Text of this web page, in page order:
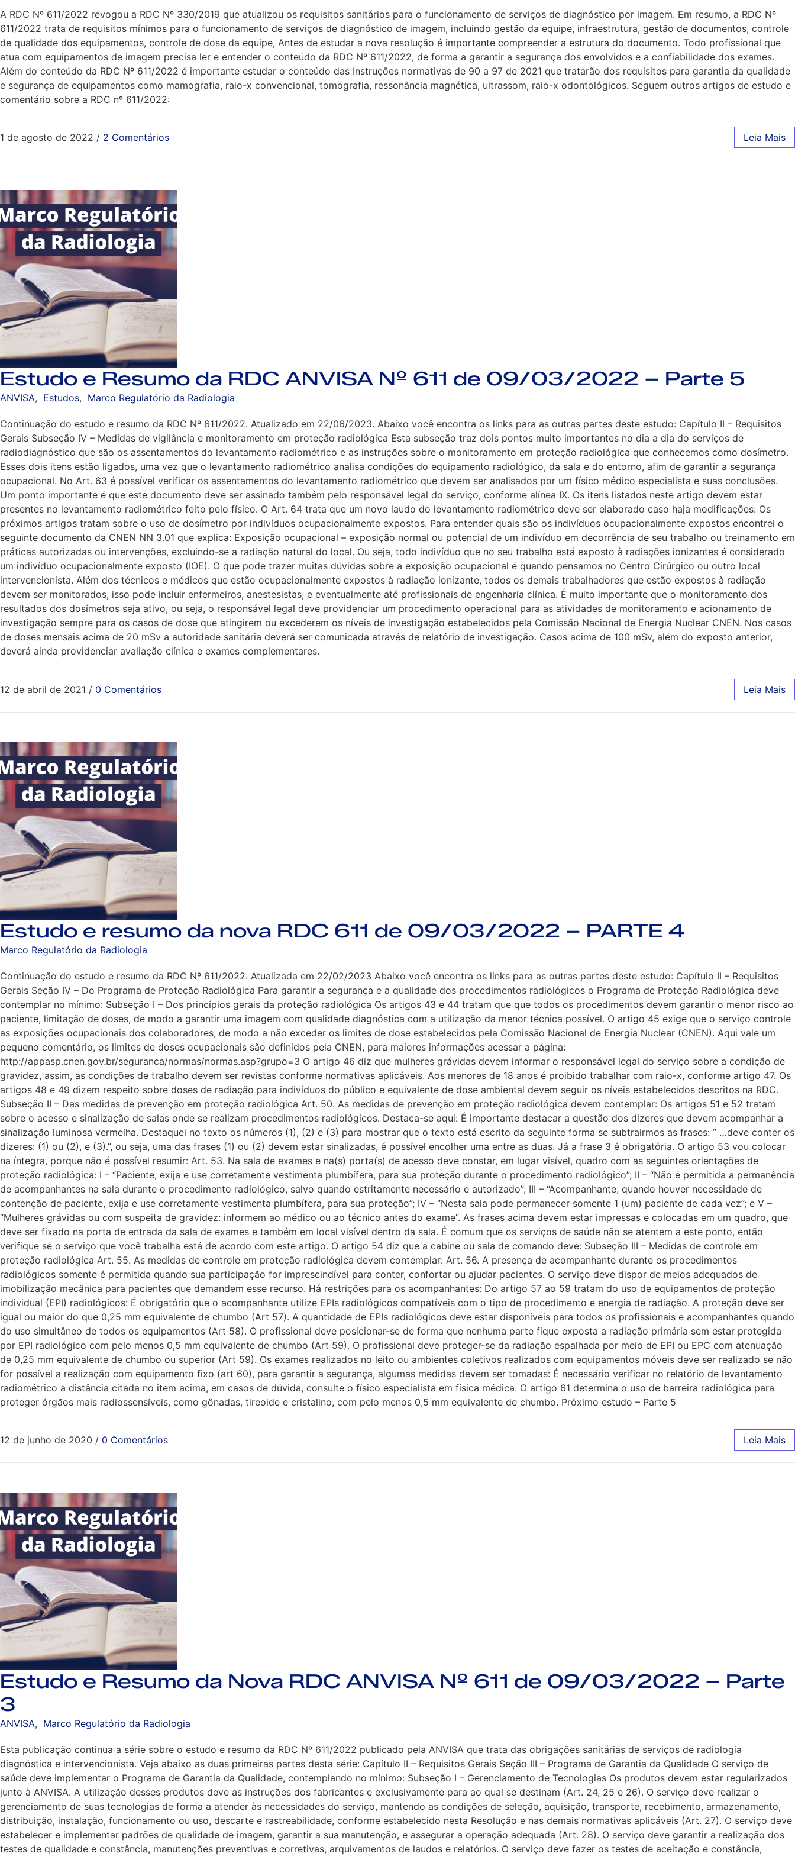
A RDC Nº 611/2022 revogou a RDC Nº 330/2019 que atualizou os requisitos sanitários para o funcionamento de serviços de diagnóstico por imagem. Em resumo, a RDC Nº
611/2022 trata de requisitos mínimos para o funcionamento de serviços de diagnóstico de imagem, incluindo gestão da equipe, infraestrutura, gestão de documentos, controle
de qualidade dos equipamentos, controle de dose da equipe, Antes de estudar a nova resolução é importante compreender a estrutura do documento. Todo profissional que
atua com equipamentos de imagem precisa ler e entender o conteúdo da RDC Nº 611/2022, de forma a garantir a segurança dos envolvidos e a confiabilidade dos exames.
Além do conteúdo da RDC Nº 611/2022 é importante estudar o conteúdo das Instruções normativas de 90 a 97 de 2021 que tratarão dos requisitos para garantia da qualidade
e segurança de equipamentos como mamografia, raio-x convencional, tomografia, ressonância magnética, ultrassom, raio-x odontológicos. Seguem outros artigos de estudo e
comentário sobre a RDC nº 611/2022:
1 de agosto de 2022 / 2 Comentários Leia Mais
Estudo e Resumo da RDC ANVISA Nº 611 de 09/03/2022 – Parte 5
ANVISA, Estudos, Marco Regulatório da Radiologia
Continuação do estudo e resumo da RDC Nº 611/2022. Atualizado em 22/06/2023. Abaixo você encontra os links para as outras partes deste estudo: Capítulo II – Requisitos
Gerais Subseção IV – Medidas de vigilância e monitoramento em proteção radiológica Esta subseção traz dois pontos muito importantes no dia a dia do serviços de
radiodiagnóstico que são os assentamentos do levantamento radiométrico e as instruções sobre o monitoramento em proteção radiológica que conhecemos como dosímetro.
Esses dois itens estão ligados, uma vez que o levantamento radiométrico analisa condições do equipamento radiológico, da sala e do entorno, afim de garantir a segurança
ocupacional. No Art. 63 é possível verificar os assentamentos do levantamento radiométrico que devem ser analisados por um físico médico especialista e suas conclusões.
Um ponto importante é que este documento deve ser assinado também pelo responsável legal do serviço, conforme alínea IX. Os itens listados neste artigo devem estar
presentes no levantamento radiométrico feito pelo físico. O Art. 64 trata que um novo laudo do levantamento radiométrico deve ser elaborado caso haja modificações: Os
próximos artigos tratam sobre o uso de dosímetro por indivíduos ocupacionalmente expostos. Para entender quais são os indivíduos ocupacionalmente expostos encontrei o
seguinte documento da CNEN NN 3.01 que explica: Exposição ocupacional – exposição normal ou potencial de um indivíduo em decorrência de seu trabalho ou treinamento em
práticas autorizadas ou intervenções, excluindo-se a radiação natural do local. Ou seja, todo indivíduo que no seu trabalho está exposto à radiações ionizantes é considerado
um indivíduo ocupacionalmente exposto (IOE). O que pode trazer muitas dúvidas sobre a exposição ocupacional é quando pensamos no Centro Cirúrgico ou outro local
intervencionista. Além dos técnicos e médicos que estão ocupacionalmente expostos à radiação ionizante, todos os demais trabalhadores que estão expostos à radiação
devem ser monitorados, isso pode incluir enfermeiros, anestesistas, e eventualmente até profissionais de engenharia clínica. É muito importante que o monitoramento dos
resultados dos dosímetros seja ativo, ou seja, o responsável legal deve providenciar um procedimento operacional para as atividades de monitoramento e acionamento de
investigação sempre para os casos de dose que atingirem ou excederem os níveis de investigação estabelecidos pela Comissão Nacional de Energia Nuclear CNEN. Nos casos
de doses mensais acima de 20 mSv a autoridade sanitária deverá ser comunicada através de relatório de investigação. Casos acima de 100 mSv, além do exposto anterior,
deverá ainda providenciar avaliação clínica e exames complementares.
12 de abril de 2021 / 0 Comentários Leia Mais
Estudo e resumo da nova RDC 611 de 09/03/2022 – PARTE 4
Marco Regulatório da Radiologia
Continuação do estudo e resumo da RDC Nº 611/2022. Atualizada em 22/02/2023 Abaixo você encontra os links para as outras partes deste estudo: Capítulo II – Requisitos
Gerais Seção IV – Do Programa de Proteção Radiológica Para garantir a segurança e a qualidade dos procedimentos radiológicos o Programa de Proteção Radiológica deve
contemplar no mínimo: Subseção I – Dos princípios gerais da proteção radiológica Os artigos 43 e 44 tratam que que todos os procedimentos devem garantir o menor risco ao
paciente, limitação de doses, de modo a garantir uma imagem com qualidade diagnóstica com a utilização da menor técnica possível. O artigo 45 exige que o serviço controle
as exposições ocupacionais dos colaboradores, de modo a não exceder os limites de dose estabelecidos pela Comissão Nacional de Energia Nuclear (CNEN). Aqui vale um
pequeno comentário, os limites de doses ocupacionais são definidos pela CNEN, para maiores informações acessar a página:
http://appasp.cnen.gov.br/seguranca/normas/normas.asp?grupo=3 O artigo 46 diz que mulheres grávidas devem informar o responsável legal do serviço sobre a condição de
gravidez, assim, as condições de trabalho devem ser revistas conforme normativas aplicáveis. Aos menores de 18 anos é proibido trabalhar com raio-x, conforme artigo 47. Os
artigos 48 e 49 dizem respeito sobre doses de radiação para indivíduos do público e equivalente de dose ambiental devem seguir os níveis estabelecidos descritos na RDC.
Subseção II – Das medidas de prevenção em proteção radiológica Art. 50. As medidas de prevenção em proteção radiológica devem contemplar: Os artigos 51 e 52 tratam
sobre o acesso e sinalização de salas onde se realizam procedimentos radiológicos. Destaca-se aqui: É importante destacar a questão dos dizeres que devem acompanhar a
sinalização luminosa vermelha. Destaquei no texto os números (1), (2) e (3) para mostrar que o texto está escrito da seguinte forma se subtrairmos as frases: ” …deve conter os
dizeres: (1) ou (2), e (3).”, ou seja, uma das frases (1) ou (2) devem estar sinalizadas, é possível encolher uma entre as duas. Já a frase 3 é obrigatória. O artigo 53 vou colocar
na íntegra, porque não é possível resumir: Art. 53. Na sala de exames e na(s) porta(s) de acesso deve constar, em lugar visível, quadro com as seguintes orientações de
proteção radiológica: I – “Paciente, exija e use corretamente vestimenta plumbífera, para sua proteção durante o procedimento radiológico”; II – “Não é permitida a permanência
de acompanhantes na sala durante o procedimento radiológico, salvo quando estritamente necessário e autorizado”; III – “Acompanhante, quando houver necessidade de
contenção de paciente, exija e use corretamente vestimenta plumbífera, para sua proteção”; IV – “Nesta sala pode permanecer somente 1 (um) paciente de cada vez”; e V –
“Mulheres grávidas ou com suspeita de gravidez: informem ao médico ou ao técnico antes do exame”. As frases acima devem estar impressas e colocadas em um quadro, que
deve ser fixado na porta de entrada da sala de exames e também em local visível dentro da sala. É comum que os serviços de saúde não se atentem a este ponto, então
verifique se o serviço que você trabalha está de acordo com este artigo. O artigo 54 diz que a cabine ou sala de comando deve: Subseção III – Medidas de controle em
proteção radiológica Art. 55. As medidas de controle em proteção radiológica devem contemplar: Art. 56. A presença de acompanhante durante os procedimentos
radiológicos somente é permitida quando sua participação for imprescindível para conter, confortar ou ajudar pacientes. O serviço deve dispor de meios adequados de
imobilização mecânica para pacientes que demandem esse recurso. Há restrições para os acompanhantes: Do artigo 57 ao 59 tratam do uso de equipamentos de proteção
individual (EPI) radiológicos: É obrigatório que o acompanhante utilize EPIs radiológicos compatíveis com o tipo de procedimento e energia de radiação. A proteção deve ser
igual ou maior do que 0,25 mm equivalente de chumbo (Art 57). A quantidade de EPIs radiológicos deve estar disponíveis para todos os profissionais e acompanhantes quando
do uso simultâneo de todos os equipamentos (Art 58). O profissional deve posicionar-se de forma que nenhuma parte fique exposta a radiação primária sem estar protegida
por EPI radiológico com pelo menos 0,5 mm equivalente de chumbo (Art 59). O profissional deve proteger-se da radiação espalhada por meio de EPI ou EPC com atenuação
de 0,25 mm equivalente de chumbo ou superior (Art 59). Os exames realizados no leito ou ambientes coletivos realizados com equipamentos móveis deve ser realizado se não
for possível a realização com equipamento fixo (art 60), para garantir a segurança, algumas medidas devem ser tomadas: É necessário verificar no relatório de levantamento
radiométrico a distância citada no item acima, em casos de dúvida, consulte o físico especialista em física médica. O artigo 61 determina o uso de barreira radiológica para
proteger órgãos mais radiossensíveis, como gônadas, tireoide e cristalino, com pelo menos 0,5 mm equivalente de chumbo. Próximo estudo – Parte 5
12 de junho de 2020 / 0 Comentários Leia Mais
Estudo e Resumo da Nova RDC ANVISA Nº 611 de 09/03/2022 – Parte
3
ANVISA, Marco Regulatório da Radiologia
Esta publicação continua a série sobre o estudo e resumo da RDC Nº 611/2022 publicado pela ANVISA que trata das obrigações sanitárias de serviços de radiologia
diagnóstica e intervencionista. Veja abaixo as duas primeiras partes desta série: Capítulo II – Requisitos Gerais Seção III – Programa de Garantia da Qualidade O serviço de
saúde deve implementar o Programa de Garantia da Qualidade, contemplando no mínimo: Subseção I – Gerenciamento de Tecnologias Os produtos devem estar regularizados
junto à ANVISA. A utilização desses produtos deve as instruções dos fabricantes e exclusivamente para ao qual se destinam (Art. 24, 25 e 26). O serviço deve realizar o
gerenciamento de suas tecnologias de forma a atender às necessidades do serviço, mantendo as condições de seleção, aquisição, transporte, recebimento, armazenamento,
distribuição, instalação, funcionamento ou uso, descarte e rastreabilidade, conforme estabelecido nesta Resolução e nas demais normativas aplicáveis (Art. 27). O serviço deve
estabelecer e implementar padrões de qualidade de imagem, garantir a sua manutenção, e assegurar a operação adequada (Art. 28). O serviço deve garantir a realização dos
testes de qualidade e constância, manutenções preventivas e corretivas, arquivamentos de laudos e relatórios. O serviço deve fazer os testes de aceitação e constância,